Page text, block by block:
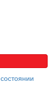
Суть его
в